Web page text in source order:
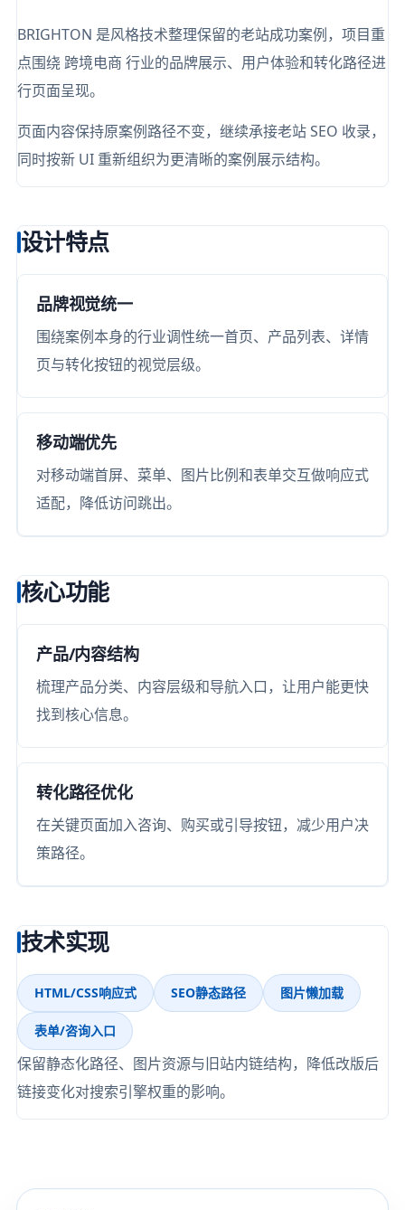
BRIGHTON 是风格技术整理保留的老站成功案例，项目重
点围绕 跨境电商 行业的品牌展示、用户体验和转化路径进
行页面呈现。
页面内容保持原案例路径不变，继续承接老站 SEO 收录，
同时按新 UI 重新组织为更清晰的案例展示结构。
设计特点
品牌视觉统一
围绕案例本身的行业调性统一首页、产品列表、详情
页与转化按钮的视觉层级。
移动端优先
对移动端首屏、菜单、图片比例和表单交互做响应式
适配，降低访问跳出。
核心功能
产品/内容结构
梳理产品分类、内容层级和导航入口，让用户能更快
找到核心信息。
转化路径优化
在关键页面加入咨询、购买或引导按钮，减少用户决
策路径。
技术实现
HTML/CSS响应式 SEO静态路径 图片懒加载
表单/咨询入口
保留静态化路径、图片资源与旧站内链结构，降低改版后
链接变化对搜索引擎权重的影响。